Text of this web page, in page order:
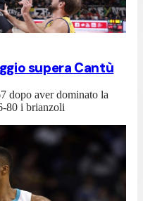
supera Cantù
dopo aver dominato la
80 i brianzoli